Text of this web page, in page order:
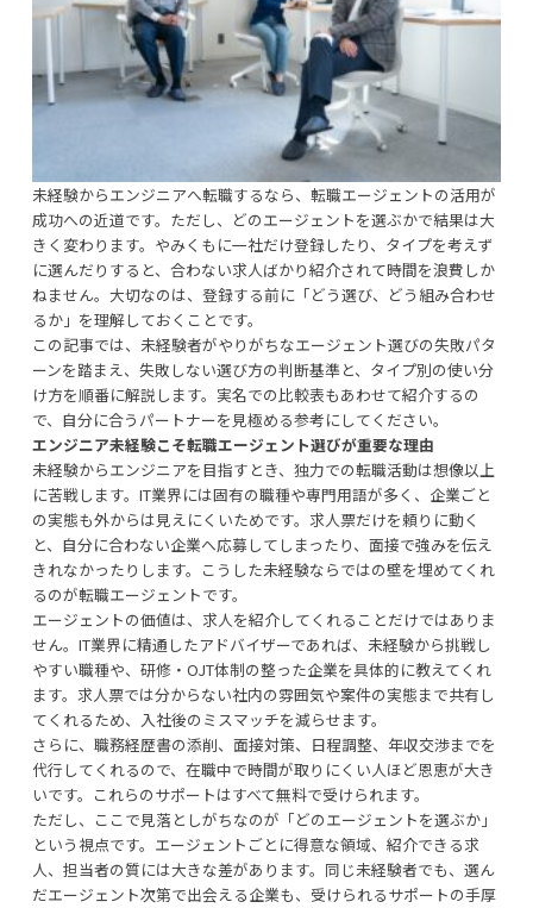
未経験からエンジニアへ転職するなら、転職エージェントの活用が
成功への近道です。ただし、どのエージェントを選ぶかで結果は大
きく変わります。やみくもに一社だけ登録したり、タイプを考えず
に選んだりすると、合わない求人ばかり紹介されて時間を浪費しか
ねません。大切なのは、登録する前に「どう選び、どう組み合わせ
るか」を理解しておくことです。
この記事では、未経験者がやりがちなエージェント選びの失敗パタ
ーンを踏まえ、失敗しない選び方の判断基準と、タイプ別の使い分
け方を順番に解説します。実名での比較表もあわせて紹介するの
で、自分に合うパートナーを見極める参考にしてください。
エンジニア未経験こそ転職エージェント選びが重要な理由
未経験からエンジニアを目指すとき、独力での転職活動は想像以上
に苦戦します。IT業界には固有の職種や専門用語が多く、企業ごと
の実態も外からは見えにくいためです。求人票だけを頼りに動く
と、自分に合わない企業へ応募してしまったり、面接で強みを伝え
きれなかったりします。こうした未経験ならではの壁を埋めてくれ
るのが転職エージェントです。
エージェントの価値は、求人を紹介してくれることだけではありま
せん。IT業界に精通したアドバイザーであれば、未経験から挑戦し
やすい職種や、研修・OJT体制の整った企業を具体的に教えてくれ
ます。求人票では分からない社内の雰囲気や案件の実態まで共有し
てくれるため、入社後のミスマッチを減らせます。
さらに、職務経歴書の添削、面接対策、日程調整、年収交渉までを
代行してくれるので、在職中で時間が取りにくい人ほど恩恵が大き
いです。これらのサポートはすべて無料で受けられます。
ただし、ここで見落としがちなのが「どのエージェントを選ぶか」
という視点です。エージェントごとに得意な領域、紹介できる求
人、担当者の質には大きな差があります。同じ未経験者でも、選ん
だエージェント次第で出会える企業も、受けられるサポートの手厚